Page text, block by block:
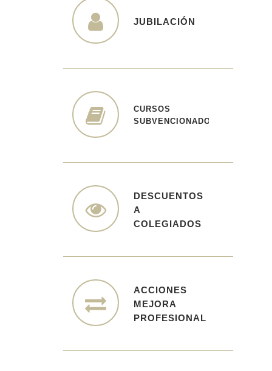
JUBILACIÓN
JUBILACIÓN
CURSOS
SUBVENCIONADOS
CURSOS
SUBVENCIONADOS
DESCUENTOS
A
COLEGIADOS
DESCUENTOS A
ACCIONES
MEJORA
PROFESIONAL
ACCIONES
MEJORA
PROFESIONAL